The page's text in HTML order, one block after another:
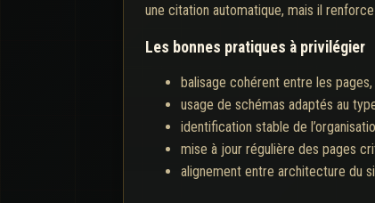
une citation automatique, mais il
Les bonnes pratiques à privilégier
balisage cohérent entre les
usage de schémas adaptés au
identification stable de
mise à jour régulière des pages
alignement entre architecture du